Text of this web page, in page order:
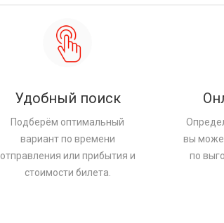
Удобный поиск
Подберём оптимальный
вариант по времени
отправления или прибытия и
стоимости билета.
вы
по